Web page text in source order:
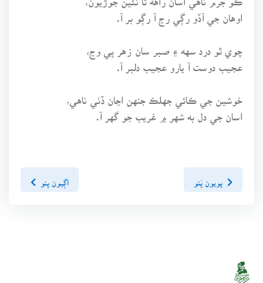
اوهان جي آڏو رڳي رڃ آ رڳو بر آ.
چوي ٿو درد سهه ۽ صبر سان زهر پي وڃ،
عجيب دوست آ يارو عجيب دلبر آ.
خوشين جي ڪائي جهلڪ جنهن اڃان ڏٺي ناهي،
اسان جي دل به شهر ۾ غريب جو گهر آ.
پويون پَنو اڳيون پنو